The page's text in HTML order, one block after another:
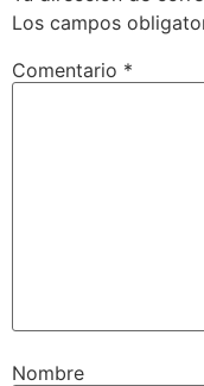
Los campos
Comentario *
Nombre